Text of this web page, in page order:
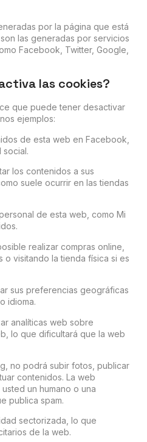
por la página que está
las generadas por servicios
Facebook, Twitter, Google,
las cookies?
que puede tener desactivar
ejemplos:
de esta web en Facebook,
social.
los contenidos a sus
suele ocurrir en las tiendas
de esta web, como Mi
realizar compras online,
visitando la tienda física si es
sus preferencias geográficas
idioma.
analíticas web sobre
lo que dificultará que la web
no podrá subir fotos, publicar
contenidos. La web
un humano o una
publica spam.
sectorizada, lo que
de la web.